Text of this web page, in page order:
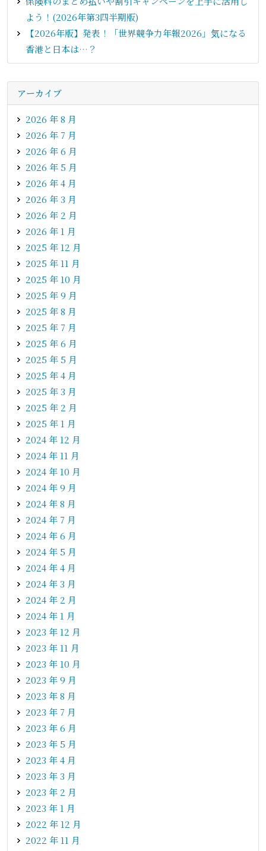
よう！(2026年第3四半期版)
【2026年版】発表！「世界競争力年報2026」気になる
香港と日本は…？
アーカイブ
2026 年 8 月
2026 年 7 月
2026 年 6 月
2026 年 5 月
2026 年 4 月
2026 年 3 月
2026 年 2 月
2026 年 1 月
2025 年 12 月
2025 年 11 月
2025 年 10 月
2025 年 9 月
2025 年 8 月
2025 年 7 月
2025 年 6 月
2025 年 5 月
2025 年 4 月
2025 年 3 月
2025 年 2 月
2025 年 1 月
2024 年 12 月
2024 年 11 月
2024 年 10 月
2024 年 9 月
2024 年 8 月
2024 年 7 月
2024 年 6 月
2024 年 5 月
2024 年 4 月
2024 年 3 月
2024 年 2 月
2024 年 1 月
2023 年 12 月
2023 年 11 月
2023 年 10 月
2023 年 9 月
2023 年 8 月
2023 年 7 月
2023 年 6 月
2023 年 5 月
2023 年 4 月
2023 年 3 月
2023 年 2 月
2023 年 1 月
2022 年 12 月
2022 年 11 月